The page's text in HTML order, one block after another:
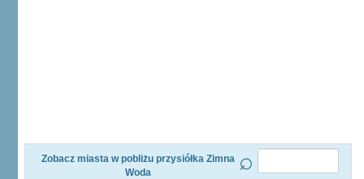
Zobacz miasta w pobliżu przysiółka Zimna
Woda